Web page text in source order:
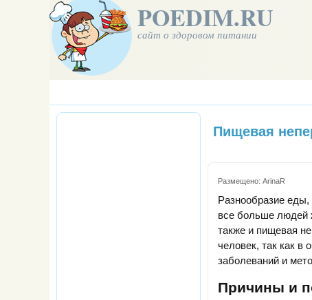
POEDIM.RU
сайт о здоровом питании
Пищевая
Размещено: ArinaR
Разнообразие еды,
все больше людей
также и пищевая
человек, так как в
заболеваний и
Причины и